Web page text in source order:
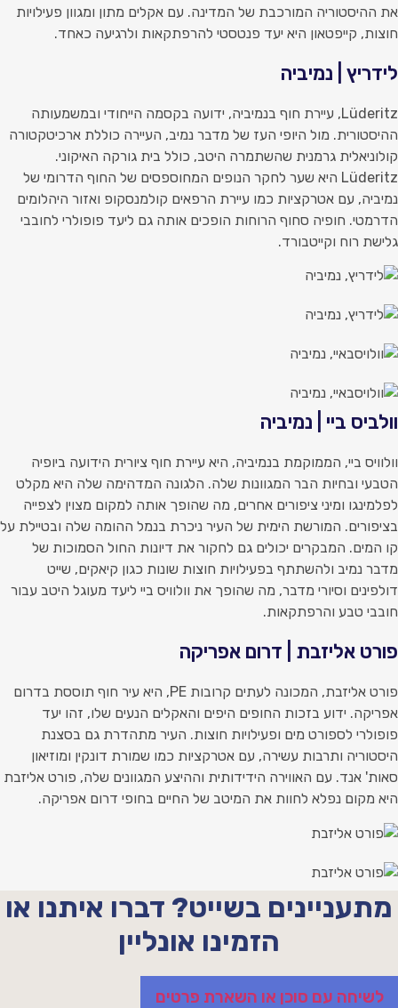
ההיסטוריה המורכבת של המדינה. עם אקלים מתון ומגוון פעילויות
קייפטאון היא יעד פנטסטי להרפתקאות ולרגיעה כאחד.
| נמיביה
Lüderitz, עיירת חוף בנמיביה, ידועה בקסמה הייחודי ובמשמעותה
מול היופי העז של מדבר נמיב, העיירה כוללת ארכיטקטורה
גרמנית שהשתמרה היטב, כולל בית גורקה האיקוני.
Lüderitz היא שער לחקר הנופים המחוספסים של החוף הדרומי של
עם אטרקציות כמו עיירת הרפאים קולמנסקופ ואזור היהלומים
חופיה סחוף הרוחות הופכים אותה גם ליעד פופולרי לחובבי
רוח וקייטבורד.
ביי | נמיביה
ביי, הממוקמת בנמיביה, היא עיירת חוף ציורית הידועה ביופיה
ובחיות הבר המגוונות שלה. הלגונה המדהימה שלה היא מקלט
ומיני ציפורים אחרים, מה שהופך אותה למקום מצוין לצפייה
המורשת הימית של העיר ניכרת בנמל ההומה שלה ובטיילת על
המים. המבקרים יכולים גם לחקור את דיונות החול הסמוכות של
נמיב ולהשתתף בפעילויות חוצות שונות כגון קיאקים, שייט
וסיורי מדבר, מה שהופך את וולוויס ביי ליעד מעוגל היטב עבור
טבע והרפתקאות.
אליזבת | דרום אפריקה
פורט אליזבת, המכונה לעתים קרובות PE, היא עיר חוף תוססת בדרום
ידוע בזכות החופים היפים והאקלים הנעים שלו, זהו יעד
לספורט מים ופעילויות חוצות. העיר מתהדרת גם בסצנת
ותרבות עשירה, עם אטרקציות כמו שמורת דונקין ומוזיאון
אנד. עם האווירה הידידותית וההיצע המגוונים שלה, פורט אליזבת
מקום נפלא לחוות את המיטב של החיים בחופי דרום אפריקה.
מתעניינים בשייט? דברו איתנו או
הזמינו אונליין
לשיחה עם סוכן או השארת פרטים